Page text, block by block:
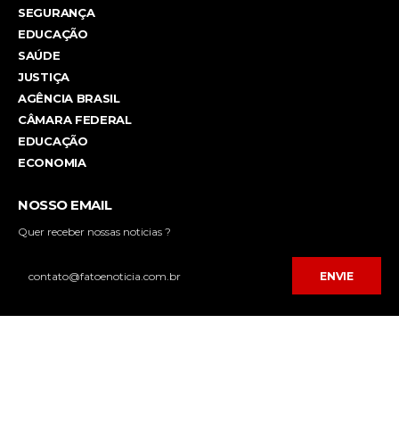
SEGURANÇA
EDUCAÇÃO
SAÚDE
JUSTIÇA
AGÊNCIA BRASIL
CÂMARA FEDERAL
EDUCAÇÃO
ECONOMIA
NOSSO EMAIL
Quer receber nossas noticias ?
ENVIE